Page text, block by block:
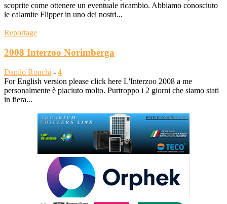
scoprite come ottenere un eventuale ricambio. Abbiamo conosciuto
le calamite Flipper in uno dei nostri...
Reportage
2008 Interzoo Norimberga
Danilo Ronchi - 4
For English version please click here L'Interzoo 2008 a me
personalmente è piaciuto molto. Purtroppo i 2 giorni che siamo stati
in fiera...